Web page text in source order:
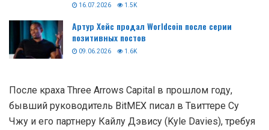
16.07.2026 1.5K
Артур Хейс продал Worldcoin после серии
позитивных постов
09.06.2026 1.6K
После краха Three Arrows Capital в прошлом году,
бывший руководитель BitMEX писал в Твиттере Су
Чжу и его партнеру Кайлу Дэвису (Kyle Davies), требуя